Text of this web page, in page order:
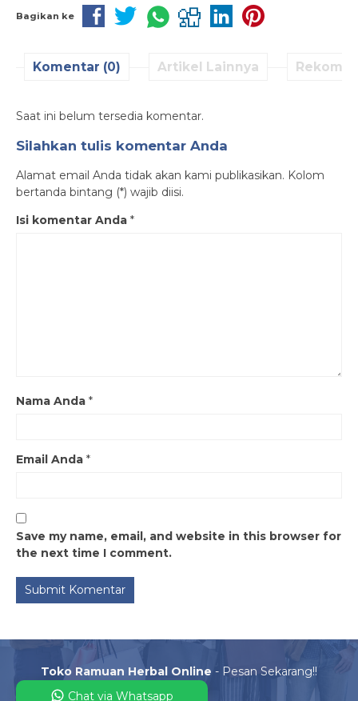
Bagikan ke
Komentar (0) Artikel Lainnya
Saat ini belum tersedia komentar.
Silahkan tulis komentar Anda
Alamat email Anda tidak akan kami publikasikan. Kolom
bertanda bintang (*) wajib diisi.
Isi komentar Anda *
Nama Anda *
Email Anda *
Save my name, email, and website in this browser for
the next time I comment.
Toko Ramuan Herbal Online - Pesan Sekarang!!
Chat via Whatsapp